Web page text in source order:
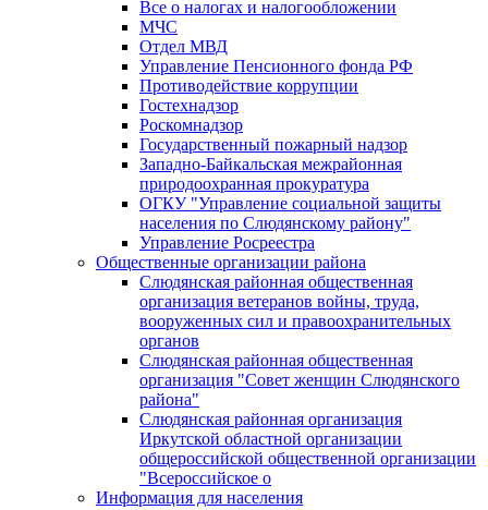
Все о налогах и налогообложении
МЧС
Отдел МВД
Управление Пенсионного фонда РФ
Противодействие коррупции
Гостехнадзор
Роскомнадзор
Государственный пожарный надзор
Западно-Байкальская межрайонная
природоохранная прокуратура
ОГКУ "Управление социальной защиты
населения по Слюдянскому району"
Управление Росреестра
Общественные организации района
Слюдянская районная общественная
организация ветеранов войны, труда,
вооруженных сил и правоохранительных
органов
Слюдянская районная общественная
организация "Совет женщин Слюдянского
района"
Слюдянская районная организация
Иркутской областной организации
общероссийской общественной организации
"Всероссийское о
Информация для населения